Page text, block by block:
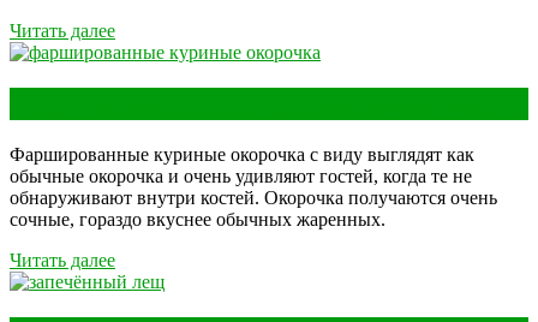
Читать далее
Фаршированные куриные окорочка с виду выглядят как
обычные окорочка и очень удивляют гостей, когда те не
обнаруживают внутри костей. Окорочка получаются очень
сочные, гораздо вкуснее обычных жаренных.
Читать далее